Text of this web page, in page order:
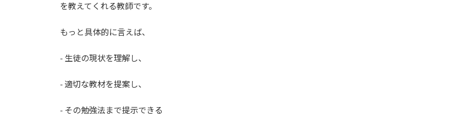
を教えてくれる教師です。
もっと具体的に言えば、
- 生徒の現状を理解し、
- 適切な教材を提案し、
- その勉強法まで提示できる